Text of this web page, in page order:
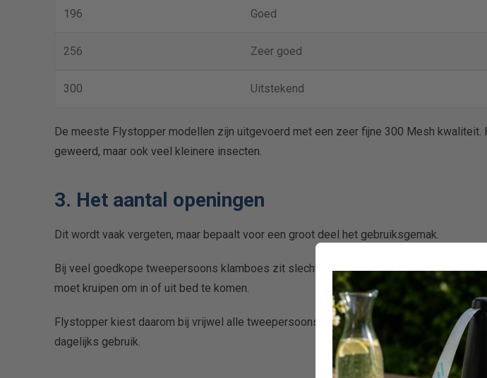
196 Goed
256 Zeer goed
300 Uitstekend
De meeste Flystopper modellen zijn uitgevoerd met een zeer fijne 300 Mesh kwaliteit.
geweerd, maar ook veel kleinere insecten.
3. Het aantal openingen
Dit wordt vaak vergeten, maar bepaalt voor een groot deel het gebruiksgemak.
Bij veel goedkope tweepersoons klamboes zit slechts één opening. Dat betekent dat
moet kruipen om in of uit bed te komen.
Flystopper kiest daarom bij vrijwel alle tweepersoons modellen voor twee openingen.
dagelijks gebruik.